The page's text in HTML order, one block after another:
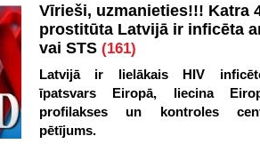
Vīrieši, uzmanieties!!! Katra
prostitūta Latvijā ir inficēta
vai STS (161)
Latvijā ir lielākais HIV
īpatsvars Eiropā, liecina
profilakses un kontroles
pētījums.